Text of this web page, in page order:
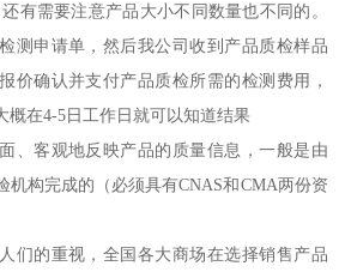
有需要注意产品大小不同数量也不同的。
测申请单，然后我公司收到产品质检样品
价确认并支付产品质检所需的检测费用，
概在4-5日工作日就可以知道结果
、客观地反映产品的质量信息，一般是由
机构完成的（必须具有CNAS和CMA两份资
们的重视，全国各大商场在选择销售产品